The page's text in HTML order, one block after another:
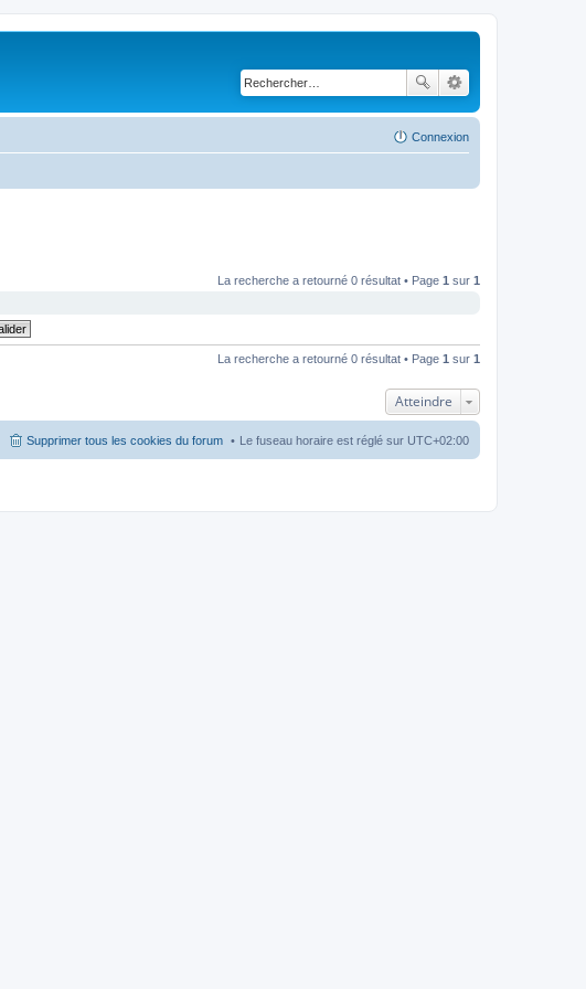
Connexion
La recherche a retourné 0 résultat • Page 1 sur 1
La recherche a retourné 0 résultat • Page 1 sur 1
Atteindre
Le fuseau horaire est réglé sur UTC+02:00
Supprimer tous les cookies du forum